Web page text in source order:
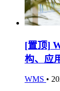
[置顶]
构、应
WMS •